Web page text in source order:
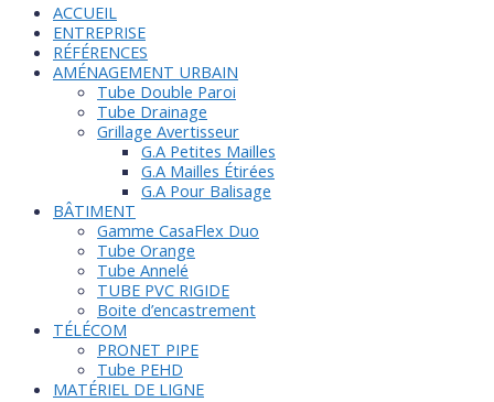
ACCUEIL
ENTREPRISE
RÉFÉRENCES
AMÉNAGEMENT URBAIN
Tube Double Paroi
Tube Drainage
Grillage Avertisseur
G.A Petites Mailles
G.A Mailles Étirées
G.A Pour Balisage
BÂTIMENT
Gamme CasaFlex Duo
Tube Orange
Tube Annelé
TUBE PVC RIGIDE
Boite d’encastrement
TÉLÉCOM
PRONET PIPE
Tube PEHD
MATÉRIEL DE LIGNE